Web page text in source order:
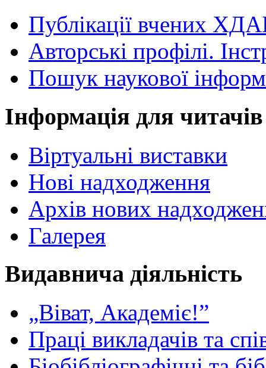
Публікації вчених
Авторські профілі.
Пошук наукової
Інформація для читачів
Віртуальні виставки
Нові надходження
Архів нових
Галерея
Видавнича діяльність
„Віват, Академіє!”
Праці викладачів та